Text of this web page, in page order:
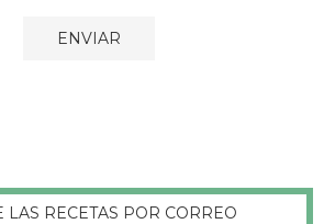
LAS RECETAS POR CORREO